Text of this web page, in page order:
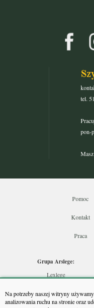
Na potrzeby naszej witryny
analizowania ruchu na stronie oraz
tel.
pon-
Pomoc
Kontakt
Praca
Grupa Arslege:
Lexlege
Skarbowcy